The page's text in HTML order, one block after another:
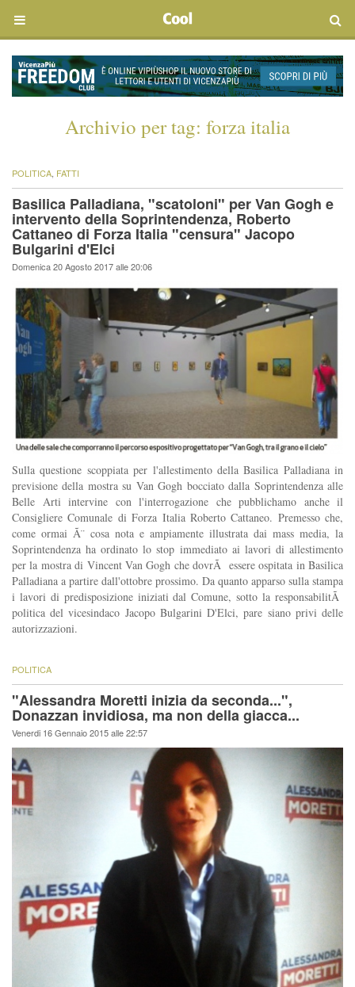
Archivio per tag: forza italia
POLITICA, FATTI
Basilica Palladiana, "scatoloni" per Van Gogh e
intervento della Soprintendenza, Roberto
Cattaneo di Forza Italia "censura" Jacopo
Bulgarini d'Elci
Domenica 20 Agosto 2017 alle 20:06
Sulla questione scoppiata per l'allestimento della Basilica Palladiana in
previsione della mostra su Van Gogh bocciato dalla Soprintendenza alle
Belle Arti intervine con l'interrogazione che pubblichamo anche il
Consigliere Comunale di Forza Italia Roberto Cattaneo. Premesso che,
come ormai Ã¨ cosa nota e ampiamente illustrata dai mass media, la
Soprintendenza ha ordinato lo stop immediato ai lavori di allestimento
per la mostra di Vincent Van Gogh che dovrÃ essere ospitata in Basilica
Palladiana a partire dall'ottobre prossimo. Da quanto apparso sulla stampa
i lavori di predisposizione iniziati dal Comune, sotto la responsabilitÃ
politica del vicesindaco Jacopo Bulgarini D'Elci, pare siano privi delle
autorizzazioni.
POLITICA
"Alessandra Moretti inizia da seconda...",
Donazzan invidiosa, ma non della giacca...
Venerdi 16 Gennaio 2015 alle 22:57